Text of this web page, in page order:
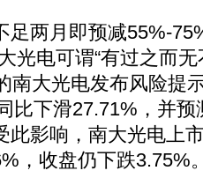
两月即预减55%-
光电可谓“有过之而
南大光电发布风险提
比下滑27.71%，并
此影响，南大光电上
，收盘仍下跌3.75%